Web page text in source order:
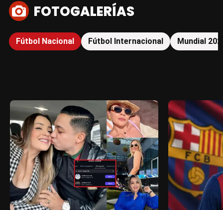
FOTOGALERÍAS
Fútbol Nacional Fútbol Internacional Mundial